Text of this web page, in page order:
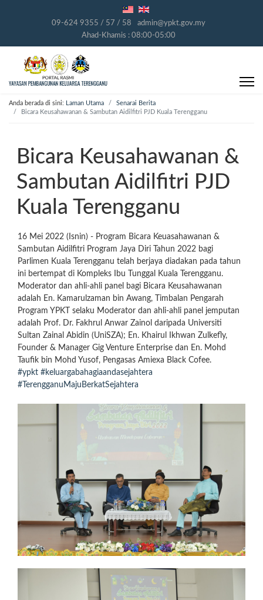
09-624 9355 / 57 / 58
admin@ypkt.gov.my
Ahad-Khamis : 08:00-05:00
Anda berada di sini: Laman Utama
Senarai Berita
Bicara Keusahawanan & Sambutan Aidilfitri PJD Kuala Terengganu
Bicara Keusahawanan &
Sambutan Aidilfitri PJD
Kuala Terengganu
16 Mei 2022 (Isnin) - Program Bicara Keuasahawanan &
Sambutan Aidilfitri Program Jaya Diri Tahun 2022 bagi
Parlimen Kuala Terengganu telah berjaya diadakan pada tahun
ini bertempat di Kompleks Ibu Tunggal Kuala Terengganu.
Moderator dan ahli-ahli panel bagi Bicara Keusahawanan
adalah En. Kamarulzaman bin Awang, Timbalan Pengarah
Program YPKT selaku Moderator dan ahli-ahli panel jemputan
adalah Prof. Dr. Fakhrul Anwar Zainol daripada Universiti
Sultan Zainal Abidin (UniSZA); En. Khairul Ikhwan Zulkefly,
Founder & Manager Gig Venture Enterprise dan En. Mohd
Taufik bin Mohd Yusof, Pengasas Amiexa Black Cofee.
#ypkt #keluargabahagiaandasejahtera
#TerengganuMajuBerkatSejahtera